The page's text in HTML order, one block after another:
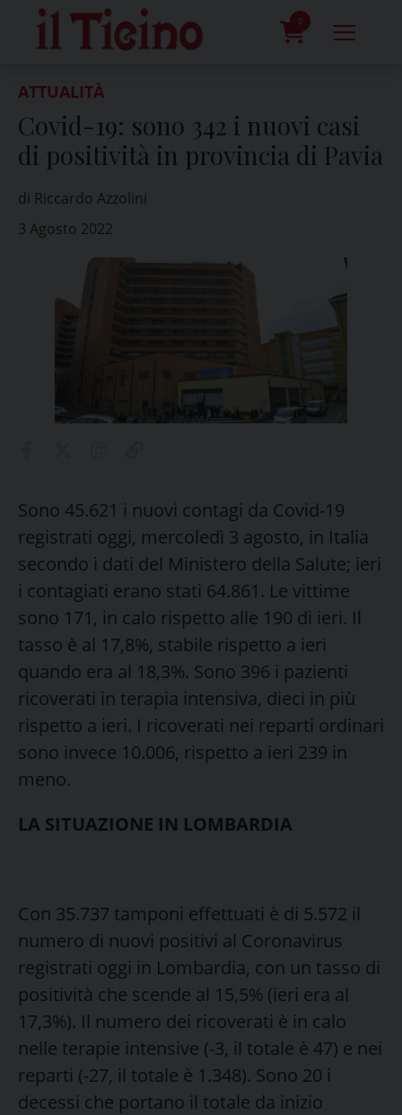
content
0
ATTUALITÀ
Covid-19: sono 342 i nuovi casi
di positività in provincia di Pavia
di Riccardo Azzolini
3 Agosto 2022
Sono 45.621 i nuovi contagi da Covid-19
registrati oggi, mercoledì 3 agosto, in Italia
secondo i dati del Ministero della Salute; ieri
i contagiati erano stati 64.861. Le vittime
sono 171, in calo rispetto alle 190 di ieri. Il
tasso è al 17,8%, stabile rispetto a ieri
quando era al 18,3%. Sono 396 i pazienti
ricoverati in terapia intensiva, dieci in più
rispetto a ieri. I ricoverati nei reparti ordinari
sono invece 10.006, rispetto a ieri 239 in
meno.
LA SITUAZIONE IN LOMBARDIA
Con 35.737 tamponi effettuati è di 5.572 il
numero di nuovi positivi al Coronavirus
registrati oggi in Lombardia, con un tasso di
positività che scende al 15,5% (ieri era al
17,3%). Il numero dei ricoverati è in calo
nelle terapie intensive (-3, il totale è 47) e nei
reparti (-27, il totale è 1.348). Sono 20 i
decessi che portano il totale da inizio